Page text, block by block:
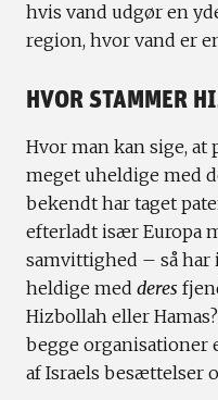
hvis vand udgør en
region, hvor vand er
HVOR STAMMER
Hvor man kan sige,
meget uheldige med
bekendt har taget
efterladt især Europa
samvittighed – så
heldige med deres
Hizbollah eller
begge organisationer
af Israels besættelser